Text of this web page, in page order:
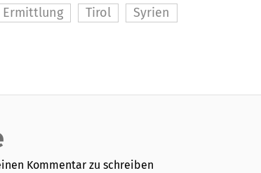
Ermittlung Tirol
Syrien
Kommentar zu schreiben